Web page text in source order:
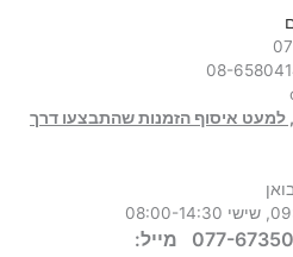
למעט איסוף הזמנות שהתבצעו דרך
מייל: